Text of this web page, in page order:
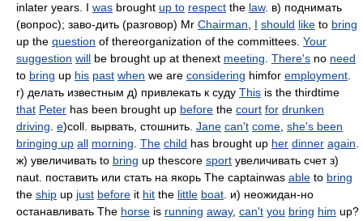
inlater years. I was brought up to respect the law. в) поднимать
(вопрос); заво-дить (разговор) Mr Chairman I should like to bring
up the question of thereorganization of the committees. Your
suggestion will be brought up at thenext meeting There's no need
to bring up his past when we are considering himfor employment
г) делать известным д) привлекать к суду This is the thirdtime
that Peter has been brought up before the court for drunken
driving е)coll. вырвать, стошнить. Jane can't come she's been
bringing up all morning The child has brought up her dinner again
ж) увеличивать to bring up thescore sport увеличивать счет з)
naut. поставить или стать на якорь The captainwas able to bring
the ship up just before it hit the little boat . и) неожидан-но
останавливать The horse is running away, can't you bring him up?